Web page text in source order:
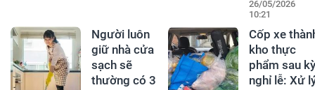
26/05/2026
10:21
Người luôn
giữ nhà cửa
sạch sẽ
thường có 3
Cốp xe
kho thực
phẩm sau kỳ
nghỉ lễ: Xử